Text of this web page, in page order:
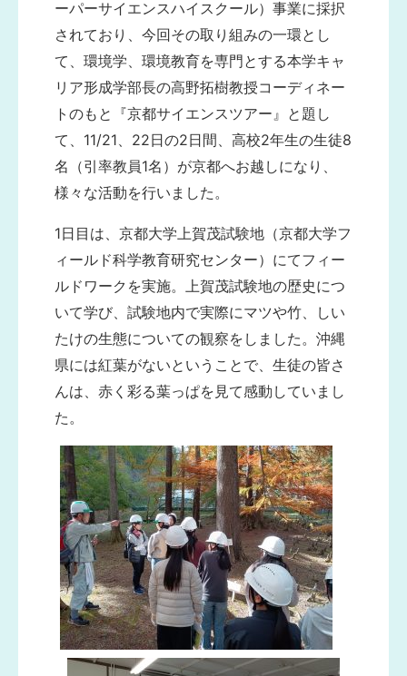
ーパーサイエンスハイスクール）事業に採択
されており、今回その取り組みの一環とし
て、環境学、環境教育を専門とする本学キャ
リア形成学部長の高野拓樹教授コーディネー
トのもと『京都サイエンスツアー』と題し
て、11/21、22日の2日間、高校2年生の生徒8
名（引率教員1名）が京都へお越しになり、
様々な活動を行いました。
1日目は、京都大学上賀茂試験地（京都大学フ
ィールド科学教育研究センター）にてフィー
ルドワークを実施。上賀茂試験地の歴史につ
いて学び、試験地内で実際にマツや竹、しい
たけの生態についての観察をしました。沖縄
県には紅葉がないということで、生徒の皆さ
んは、赤く彩る葉っぱを見て感動していまし
た。